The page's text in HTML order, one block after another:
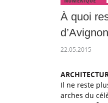
À quoi
22.05.2015
Il ne reste
arches du